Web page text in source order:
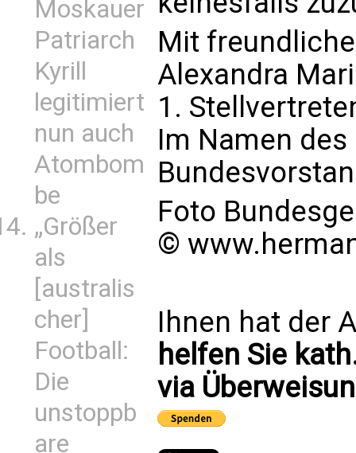
Moskauer
Patriarch
Kyrill
legitimiert
nun auch
Atombom
be
„Größer
als
[australis
cher]
Football:
Die
unstoppb
are
Mit
Alexandra
1.
Im Namen
Foto
©
Ihnen hat der
helfen Sie
via